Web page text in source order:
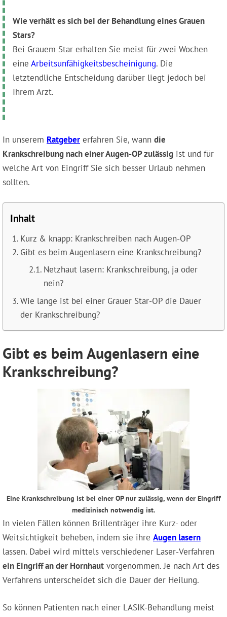
Wie verhält es sich bei der Behandlung eines Grauen
Stars?
Bei Grauem Star erhalten Sie meist für zwei Wochen
eine Arbeitsunfähigkeitsbescheinigung. Die
letztendliche Entscheidung darüber liegt jedoch bei
Ihrem Arzt.
In unserem Ratgeber erfahren Sie, wann die
Krankschreibung nach einer Augen-OP zulässig ist und für
welche Art von Eingriff Sie sich besser Urlaub nehmen
sollten.
Inhalt
Kurz & knapp: Krankschreiben nach Augen-OP
Gibt es beim Augenlasern eine Krankschreibung?
Netzhaut lasern: Krankschreibung, ja oder
nein?
Wie lange ist bei einer Grauer Star-OP die Dauer
der Krankschreibung?
Gibt es beim Augenlasern eine
Krankschreibung?
Eine Krankschreibung ist bei einer OP nur zulässig, wenn der Eingriff
medizinisch notwendig ist.
In vielen Fällen können Brillenträger ihre Kurz- oder
Weitsichtigkeit beheben, indem sie ihre Augen lasern
lassen. Dabei wird mittels verschiedener Laser-Verfahren
ein Eingriff an der Hornhaut vorgenommen. Je nach Art des
Verfahrens unterscheidet sich die Dauer der Heilung.
So können Patienten nach einer LASIK-Behandlung meist